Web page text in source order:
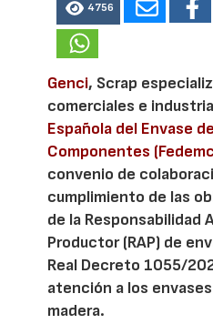
4756
Genci, Scrap
comerciales e
Española del Envase
Componentes
convenio de
cumplimiento de las
de la Responsabilidad
Productor (RAP) de
Real Decreto 1055/
atención a los
madera.